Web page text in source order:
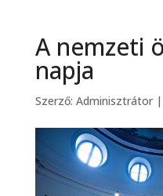
A nemzeti
napja
Szerző: Adminisztrátor|